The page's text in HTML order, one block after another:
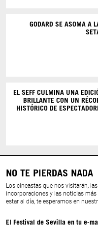
GODARD SE ASOMA A
EL SEFF CULMINA UNA
BRILLANTE CON UN
HISTÓRICO DE
NO TE PIERDAS NADA
Los cineastas que nos visitarán,
incorporaciones y las noticias
estar al día, te esperamos en
El Festival de Sevilla en tu e-